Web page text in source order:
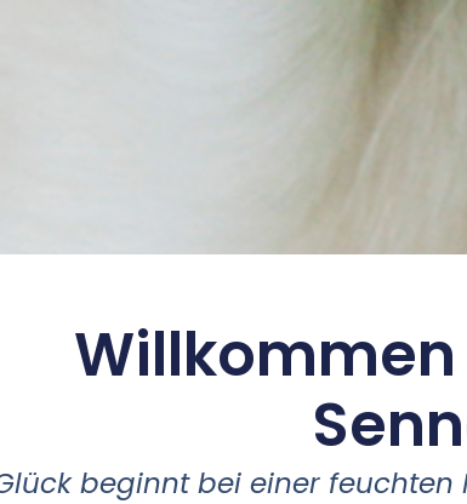
beginnt bei einer